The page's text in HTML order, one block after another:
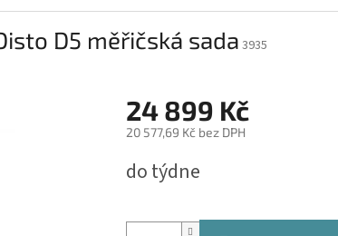
D5 měřičská sada3935
24 899 Kč
20 577,69 Kč bez DPH
cena:
do týdne